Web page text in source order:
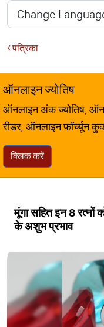
पत्रिका
ऑनलाइन ज्योतिष
ऑनलाइन अंक ज्योतिष,
रीडर, ऑनलाइन फॉर्च्यून
क्लिक करें
मूंगा सहित इन 8 रत्नों
के अशुभ प्रभाव